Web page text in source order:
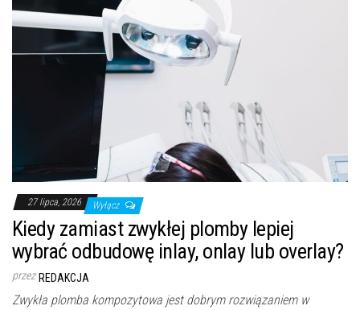
27 lipca, 2026 Wyłącz
Kiedy zamiast zwykłej plomby lepiej
wybrać odbudowę inlay, onlay lub overlay?
przez REDAKCJA
Zwykła plomba kompozytowa jest dobrym rozwiązaniem w